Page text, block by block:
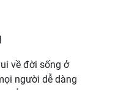
về đời sống ở
người dễ dàng